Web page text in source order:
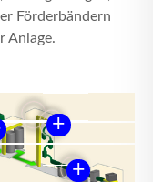
Förderbändern
Anlage.
+
+
+